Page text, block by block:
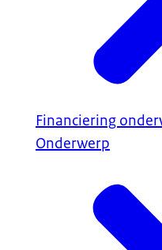
Financiering
Onderwerp